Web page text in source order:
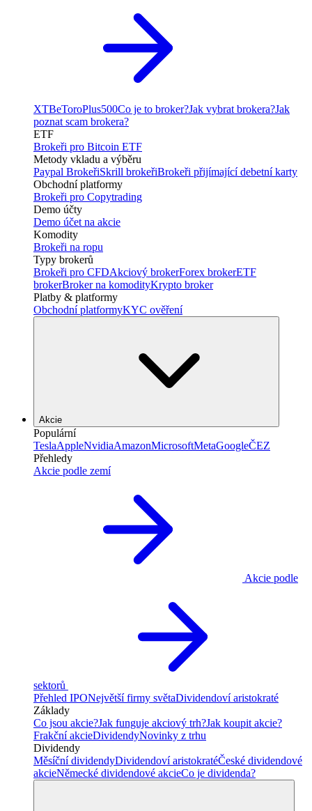
XTBeToroPlus500Co je to broker?Jak vybrat brokera?Jak
poznat scam brokera?
ETF
Brokeři pro Bitcoin ETF
Metody vkladu a výběru
Paypal BrokeřiSkrill brokeřiBrokeři přijímající debetní karty
Obchodní platformy
Brokeři pro Copytrading
Demo účty
Demo účet na akcie
Komodity
Brokeři na ropu
Typy brokerů
Brokeři pro CFDAkciový brokerForex brokerETF
brokerBroker na komodityKrypto broker
Platby & platformy
Obchodní platformyKYC ověření
Akcie
Populární
TeslaAppleNvidiaAmazonMicrosoftMetaGoogleČEZ
Přehledy
Akcie podle zemí
Akcie podle
sektorů
Přehled IPONejvětší firmy světaDividendoví aristokraté
Základy
Co jsou akcie?Jak funguje akciový trh?Jak koupit akcie?
Frakční akcieDividendyNovinky z trhu
Dividendy
Měsíční dividendyDividendoví aristokratéČeské dividendové
akcieNěmecké dividendové akcieCo je dividenda?